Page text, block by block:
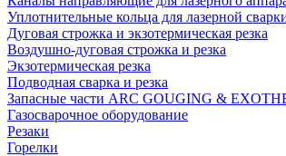
Уплотнительные кольца для лазерной
Дуговая строжка и экзотермическая резка
Воздушно-дуговая строжка и резка
Экзотермическая резка
Подводная сварка и резка
Запасные части ARC GOUGING &
Газосварочное оборудование
Резаки
Горелки